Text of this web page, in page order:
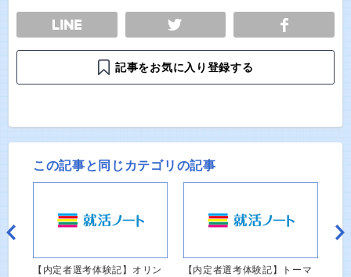
TWEET
記事をお気に入り登録する
この記事と同じカテゴリの記事
【内定者選考体験記】オリン
【内定者選考体験記】トーマ